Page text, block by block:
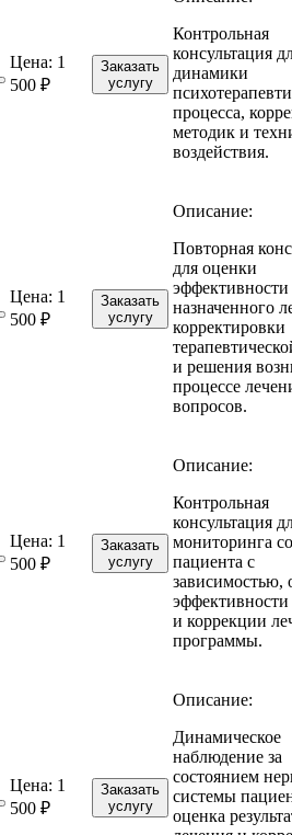
Цена: 1
500 ₽
Заказать
услугу
Контрольная
консультация
динамики
процесса,
методик и
воздействия.
Цена: 1
500 ₽
Заказать
услугу
Описание:
Повторная
для оценки
эффективности
назначенного
корректировки
и решения
процессе
вопросов.
Цена: 1
500 ₽
Заказать
услугу
Описание:
Контрольная
консультация
мониторинга
пациента с
зависимостью,
и коррекции
программы.
Цена: 1
500 ₽
Заказать
услугу
Описание:
Динамическое
наблюдение за
состоянием
системы
оценка